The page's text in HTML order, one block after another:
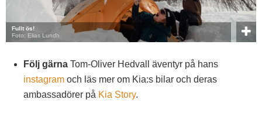
Fullt ös!
Foto: Elias Lundh
Följ gärna Tom-Oliver Hedvall äventyr på hans
instagram och läs mer om Kia:s bilar och deras
ambassadörer på Kia Story.